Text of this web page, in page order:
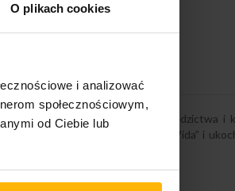
O plikach cookies
i analizować
społecznościowym,
od Ciebie lub
celebracja włoskiego dziedzictwa i
namiętnego „Amor, Vida de Mi Vida” i